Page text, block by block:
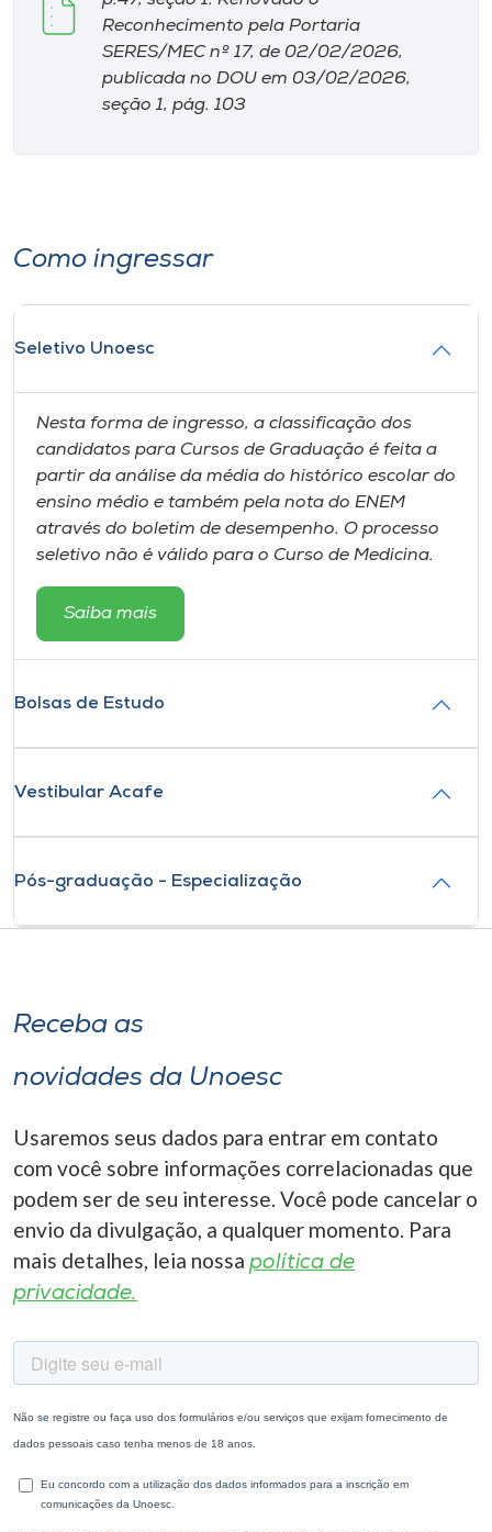
Reconhecimento pela Portaria
SERES/MEC nº 17, de 02/02/2026,
publicada no DOU em 03/02/2026,
seção 1, pág. 103
Como ingressar
Seletivo Unoesc
Nesta forma de ingresso, a classificação dos
candidatos para Cursos de Graduação é feita a
partir da análise da média do histórico escolar do
ensino médio e também pela nota do ENEM
através do boletim de desempenho. O processo
seletivo não é válido para o Curso de Medicina.
Saiba mais
Bolsas de Estudo
Vestibular Acafe
Pós-graduação - Especialização
Receba as
novidades da Unoesc
Usaremos seus dados para entrar em contato
com você sobre informações correlacionadas que
podem ser de seu interesse. Você pode cancelar o
envio da divulgação, a qualquer momento. Para
mais detalhes, leia nossa política de
privacidade.